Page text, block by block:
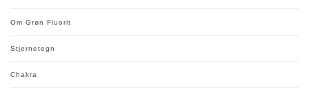
Om Grøn Fluorit
Stjernetegn
Chakra